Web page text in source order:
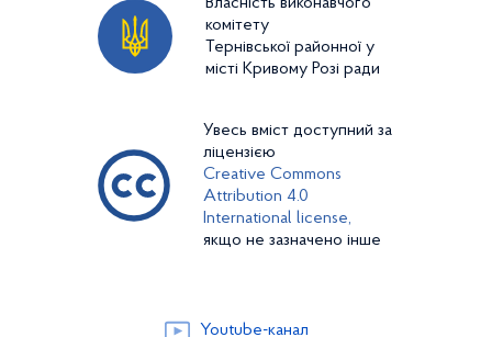
комітету
Тернівської районної у
місті Кривому Розі ради
Увесь вміст доступний за
ліцензією
Creative Commons
Attribution 4.0
International license,
якщо не зазначено інше
Youtube-канал